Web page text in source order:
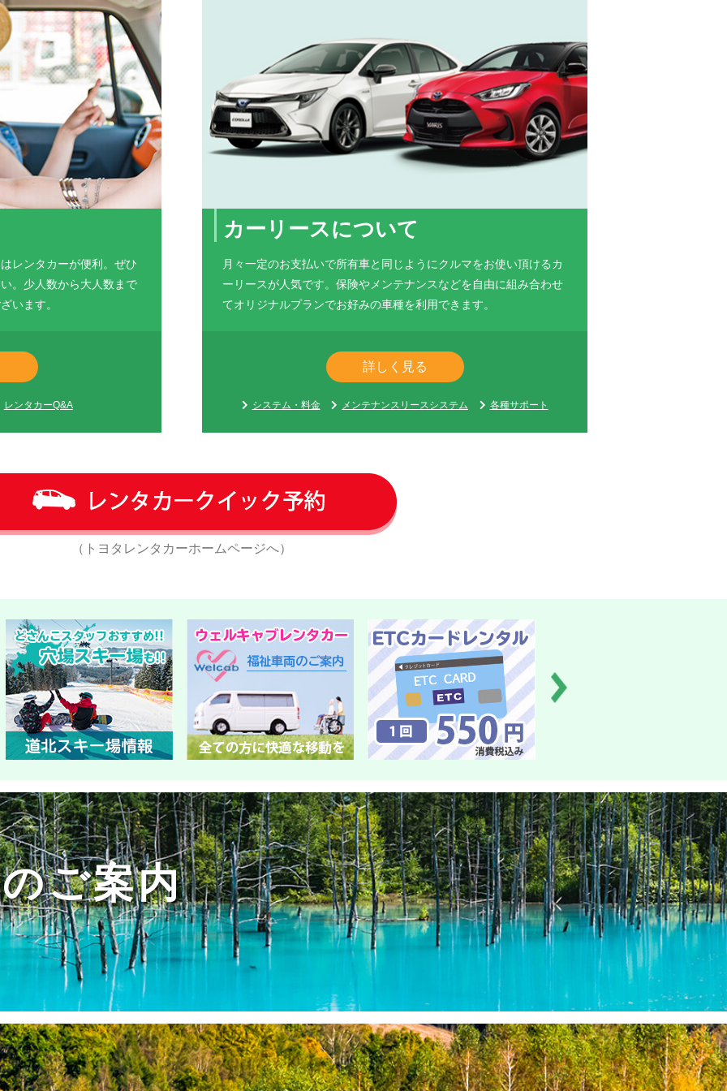
レンタカーが便利。ぜひ
。少人数から大人数まで
います。
レンタカーQ&A
カーリースについて
月々一定のお支払いで所有車と同じようにクルマをお使い頂けるカ
ーリースが人気です。保険やメンテナンスなどを自由に組み合わせ
てオリジナルプランでお好みの車種を利用できます。
詳しく見る
システム・料金 メンテナンスリースシステム 各種サポート
（トヨタレンタカーホームページへ）
ご案内